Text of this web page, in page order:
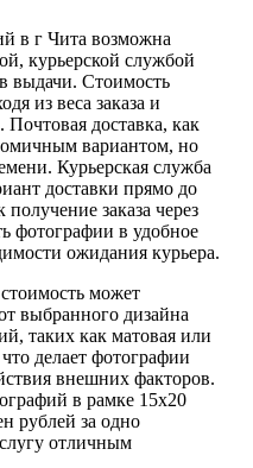
в г Чита возможна
курьерской службой
выдачи. Стоимость
из веса заказа и
доставка, как
вариантом, но
Курьерская служба
доставки прямо до
заказа через
фотографии в удобное
ожидания курьера.
может
выбранного дизайна
таких как матовая или
делает фотографии
внешних факторов.
в рамке 15х20
рублей за одно
отличным